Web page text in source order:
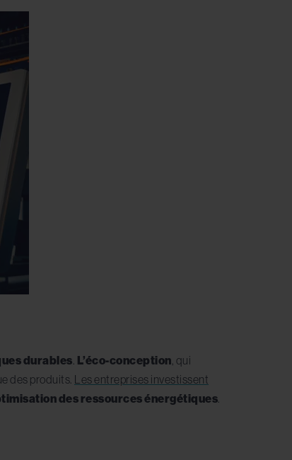
durables L’éco-conception , qui
des produits. Les entreprises investissent
des ressources énergétiques